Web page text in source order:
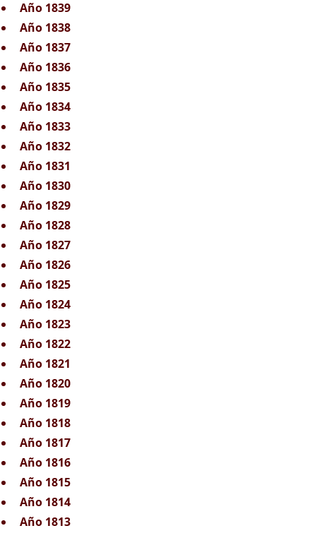
Año 1839
Año 1838
Año 1837
Año 1836
Año 1835
Año 1834
Año 1833
Año 1832
Año 1831
Año 1830
Año 1829
Año 1828
Año 1827
Año 1826
Año 1825
Año 1824
Año 1823
Año 1822
Año 1821
Año 1820
Año 1819
Año 1818
Año 1817
Año 1816
Año 1815
Año 1814
Año 1813